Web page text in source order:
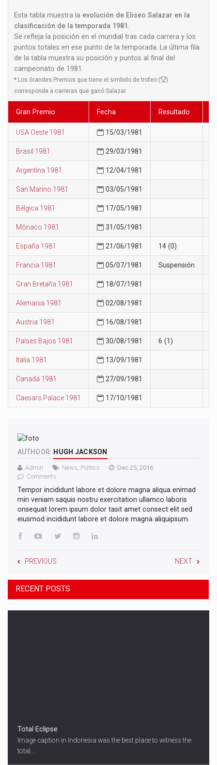
Esta tabla muestra la evolución de Eliseo Salazar en la
clasificación de la temporada 1981
Se refleja la posición en el mundial tras cada carrera y los
puntos totales en ese punto de la temporada. La última fila
de la tabla muestra su posición y puntos al final del
campeonato de 1981
* Los Grandes Premios que tiene el simbolo de trofeo (
)
corresponde a carreras que ganó Salazar.
Gran Premio Fecha Resultado
USA Oeste 1981 15/03/1981
Brasil 1981 29/03/1981
Argentina 1981 12/04/1981
San Marino 1981 03/05/1981
Bélgica 1981 17/05/1981
Mónaco 1981 31/05/1981
España 1981 21/06/1981 14 (0)
Francia 1981 05/07/1981 Suspensión
Gran Bretaña 1981 18/07/1981
Alemania 1981 02/08/1981
Austria 1981 16/08/1981
Países Bajos 1981 30/08/1981 6 (1)
Italia 1981 13/09/1981
Canadá 1981 27/09/1981
Caesars Palace 1981 17/10/1981
AUTHOOR: HUGH JACKSON
Admin News Politics
Dec 25, 2016
Comments
Tempor incididunt labore et dolore magna aliqua enimad
min veniam saquis nostru exercitation ullamco laboris
onsequat lorem ipsum dolor tasit amet consect elit sed
eiusmod incididunt labore et dolore magna aliquipsum.
PREVIOUS NEXT
RECENT POSTS
Total Eclipse
Image caption in Indonesia was the best place to witness the
total...